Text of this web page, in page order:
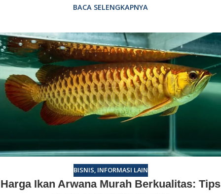
BACA SELENGKAPNYA
BISNIS, INFORMASI LAIN
Harga Ikan Arwana Murah Berkualitas: Tips